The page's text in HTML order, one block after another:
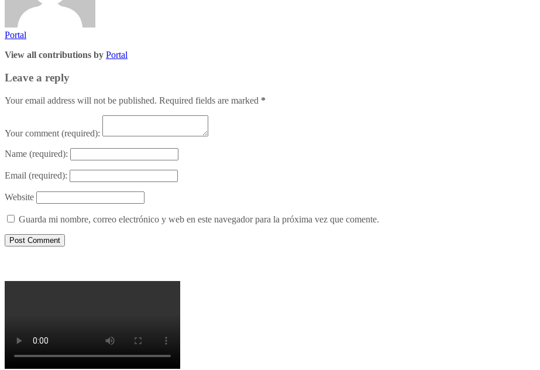
Portal
View all contributions by Portal
Leave a reply
Your email address will not be published. Required fields are marked *
Your comment (required):
Name (required):
Email (required):
Website
Guarda mi nombre, correo electrónico y web en este navegador para la próxima vez que comente.